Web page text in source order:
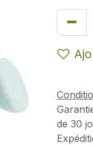
de 30